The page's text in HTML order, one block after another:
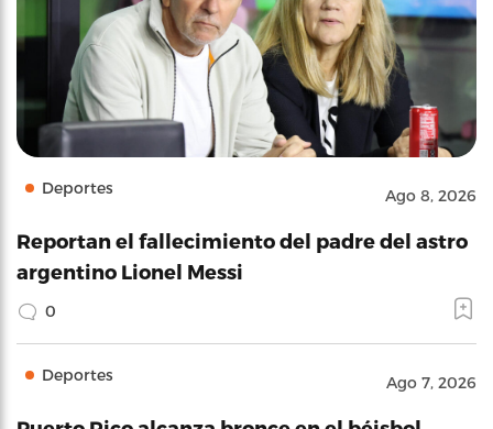
Deportes Ago 8, 2026
Reportan el fallecimiento del padre del astro
argentino Lionel Messi
0
Deportes Ago 7, 2026